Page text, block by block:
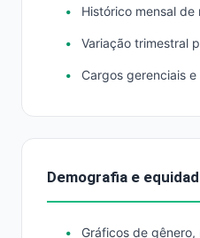
Histórico mensal de
Variação trimestral
Cargos gerenciais
Demografia e
Gráficos de